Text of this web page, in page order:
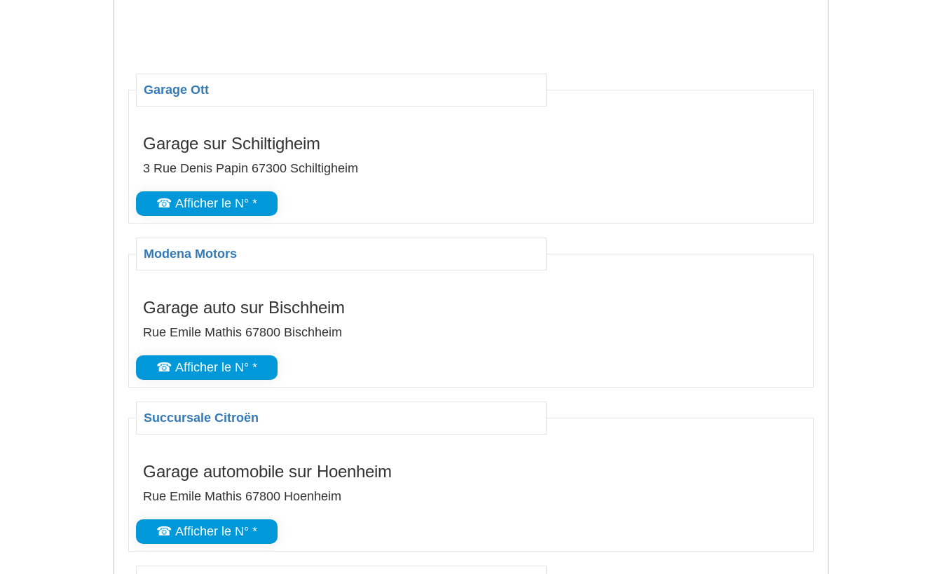
Garage Ott
Garage sur Schiltigheim
3 Rue Denis Papin 67300 Schiltigheim
☎ Afficher le N° *
Modena Motors
Garage auto sur Bischheim
Rue Emile Mathis 67800 Bischheim
☎ Afficher le N° *
Succursale Citroën
Garage automobile sur Hoenheim
Rue Emile Mathis 67800 Hoenheim
☎ Afficher le N° *